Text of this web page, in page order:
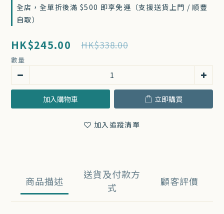
全店，全單折後滿 $500 即享免運（支援送貨上門 / 順豐
自取）
HK$245.00 HK$338.00
數量
加入購物車 立即購買
加入追蹤清單
商品描述
送貨及付款方
式
顧客評價